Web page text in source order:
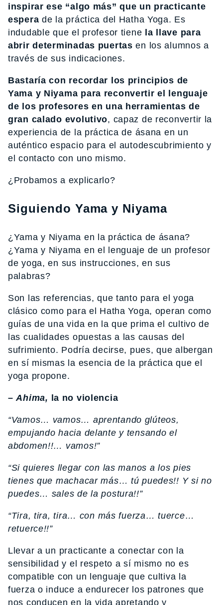
inspirar ese “algo más” que un practicante
espera de la práctica del Hatha Yoga. Es
indudable que el profesor tiene la llave para
abrir determinadas puertas en los alumnos a
través de sus indicaciones.
Bastaría con recordar los principios de
Yama y Niyama para reconvertir el lenguaje
de los profesores en una herramientas de
gran calado evolutivo, capaz de reconvertir la
experiencia de la práctica de ásana en un
auténtico espacio para el autodescubrimiento y
el contacto con uno mismo.
¿Probamos a explicarlo?
Siguiendo Yama y Niyama
¿Yama y Niyama en la práctica de ásana?
¿Yama y Niyama en el lenguaje de un profesor
de yoga, en sus instrucciones, en sus
palabras?
Son las referencias, que tanto para el yoga
clásico como para el Hatha Yoga, operan como
guías de una vida en la que prima el cultivo de
las cualidades opuestas a las causas del
sufrimiento. Podría decirse, pues, que albergan
en sí mismas la esencia de la práctica que el
yoga propone.
–Ahima, la no violencia
“Vamos… vamos… aprentando glúteos,
empujando hacia delante y tensando el
abdomen!!… vamos!”
“Si quieres llegar con las manos a los pies
tienes que machacar más… tú puedes!! Y si no
puedes… sales de la postura!!”
“Tira, tira, tira… con más fuerza… tuerce…
retuerce!!”
Llevar a un practicante a conectar con la
sensibilidad y el respeto a sí mismo no es
compatible con un lenguaje que cultiva la
fuerza o induce a endurecer los patrones que
nos conducen en la vida apretando y